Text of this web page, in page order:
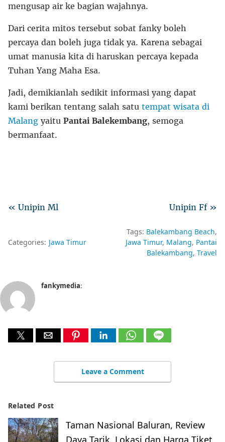
mengusap air ke bagian wajahnya.
Dari cerita mitos tersebut sobat fanky boleh
percaya dan boleh juga tidak ya. Karena sebagai
umat manusia kita di haruskan percaya kepada
Tuhan Yang Maha Esa.
Jadi, demikianlah sedikit informasi yang dapat
kami berikan tentang salah satu tempat wisata di
Malang yaitu Pantai Balekembang, semoga
bermanfaat.
Unipin Ff »
« Unipin Ml
Categories: Jawa Timur
Tags: Balekambang Beach
Jawa Timur Malang Pantai
Balekambang Travel
fankymedia:
Leave a Comment
Related Post
Taman Nasional Baluran, Review
Daya Tarik, Lokasi dan Harga Tiket